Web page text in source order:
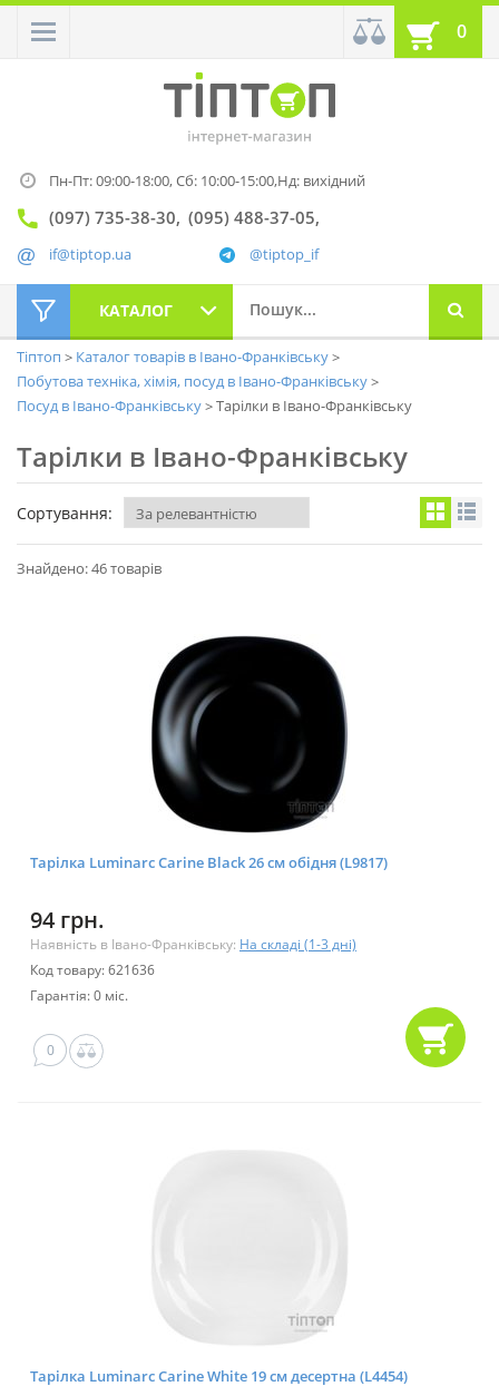
0
Пн-Пт: 09:00-18:00,Сб: 10:00-15:00,Нд: вихідний
(097) 735-38-30 (095) 488-37-05
@tiptop_if
if@tiptop.ua
КАТАЛОГ
Тіптоп
Каталог товарів в Івано-Франківську
Побутова техніка, хімія, посуд в Івано-Франківську
Посуд в Івано-Франківську
Тарілки в Івано-Франківську
Тарілки в Івано-Франківську
Сортування:
Знайдено: 46 товарів
Тарілка Luminarc Carine Black 26 см обідня (L9817)
94 грн.
Наявність в Івано-Франківську: На складі (1-3 дні)
Код товару: 621636
Гарантія: 0 міс.
0
Тарілка Luminarc Carine White 19 см десертна (L4454)